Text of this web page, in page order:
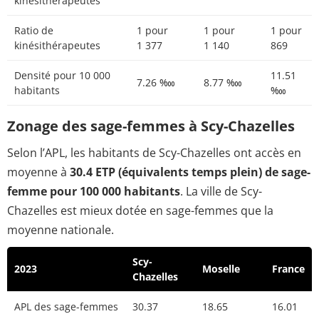
Ratio de
kinésithérapeutes
1 pour
1 377
1 pour
1 140
1 pour
869
Densité pour 10 000
habitants
7.26 ‱ 8.77 ‱
11.51
‱
Zonage des sage-femmes à Scy-Chazelles
Selon l’APL, les habitants de Scy-Chazelles ont accès en
moyenne à 30.4 ETP (équivalents temps plein) de sage-
femme pour 100 000 habitants. La ville de Scy-
Chazelles est mieux dotée en sage-femmes que la
moyenne nationale.
2023
Scy-
Chazelles
Moselle France
APL des sage-femmes 30.37 18.65 16.01